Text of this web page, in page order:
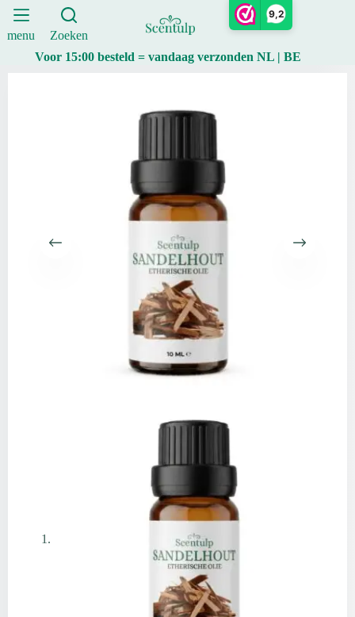
9,2
Ga
naar
demenu
Zoeken
Voor 15:00 besteld = vandaag verzonden NL | BE
aantal